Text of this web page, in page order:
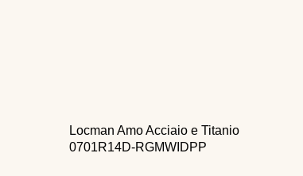
Locman Amo Acciaio e Titanio
0701R14D-RGMWIDPP